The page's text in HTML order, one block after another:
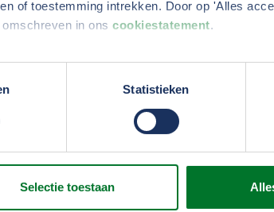
of toestemming intrekken. Door op 'Alles
in ons cookiestatement.
kunnen ontvangen en verwerken.
Statistieken
Selectie toestaan
verzuim, kosten en continuïteit.